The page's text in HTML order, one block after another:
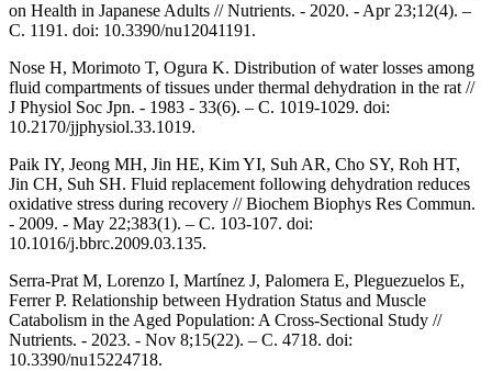
on Health in Japanese Adults // Nutrients. - 2020. - Apr 23;12(4). –
С. 1191. doi: 10.3390/nu12041191.
Nose H, Morimoto T, Ogura K. Distribution of water losses among
fluid compartments of tissues under thermal dehydration in the rat //
J Physiol Soc Jpn. - 1983 - 33(6). – С. 1019-1029. doi:
10.2170/jjphysiol.33.1019.
Paik IY, Jeong MH, Jin HE, Kim YI, Suh AR, Cho SY, Roh HT,
Jin CH, Suh SH. Fluid replacement following dehydration reduces
oxidative stress during recovery // Biochem Biophys Res Commun.
- 2009. - May 22;383(1). – С. 103-107. doi:
10.1016/j.bbrc.2009.03.135.
Serra-Prat M, Lorenzo I, Martínez J, Palomera E, Pleguezuelos E,
Ferrer P. Relationship between Hydration Status and Muscle
Catabolism in the Aged Population: A Cross-Sectional Study //
Nutrients. - 2023. - Nov 8;15(22). – С. 4718. doi:
10.3390/nu15224718.